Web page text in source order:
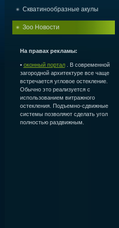
Скватинообразные акулы
Зоо Новости
На правах рекламы:
• оконный портал. В современной
загородной архитектуре все чаще
встречается угловое остекление.
Обычно это реализуется с
использованием витражного
остекления. Подъемно-сдвижные
системы позволяют сделать угол
полностью раздвижным.